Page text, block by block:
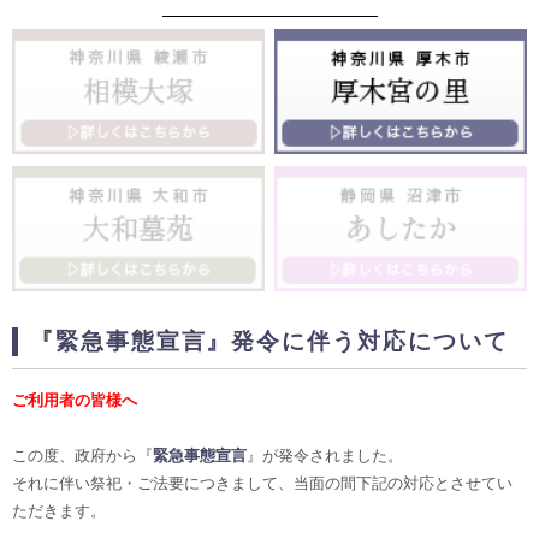
『緊急事態宣言』発令に伴う対応について
ご利用者の皆様へ
この度、政府から『緊急事態宣言』が発令されました。
それに伴い祭祀・ご法要につきまして、当面の間下記の対応とさせてい
ただきます。